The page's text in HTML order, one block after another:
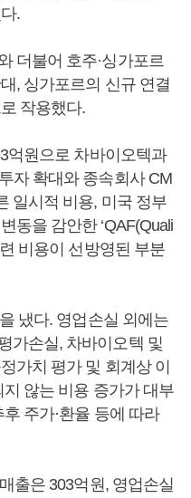
.
더불어 호주·싱가포르
, 싱가포르의 신규 연결
작용했다.
억원으로 차바이오텍과
자 확대와 종속회사 CM
일시적 비용, 미국 정부
동을 감안한 ‘QAF(Quali
비용이 선방영된 부분
냈다. 영업손실 외에는
가손실, 차바이오텍 및
가치 평가 및 회계상 이
않는 비용 증가가 대부
주가·환율 등에 따라
출은 303억원, 영업손실